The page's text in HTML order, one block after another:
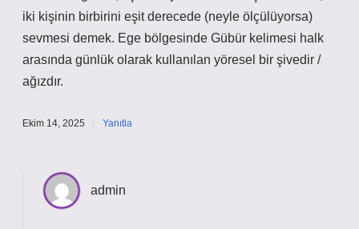
iki kişinin birbirini eşit derecede (neyle ölçülüyorsa)
sevmesi demek. Ege bölgesinde Gübür kelimesi halk
arasında günlük olarak kullanılan yöresel bir şivedir /
ağızdır.
Ekim 14, 2025 Yanıtla
admin